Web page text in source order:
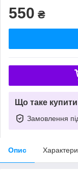
550 ₴
Що таке
Замовлення
Опис